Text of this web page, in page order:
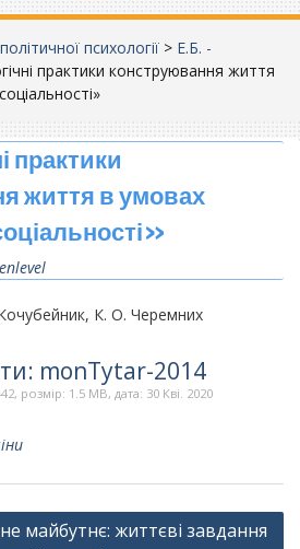
психології > Е.Б. -
практики конструювання життя
практики
життя в умовах
К. О. Черемних
monTytar-2014
розмір: 1.5 MB, дата: 30 Кві. 2020
майбутнє: життєві завдання